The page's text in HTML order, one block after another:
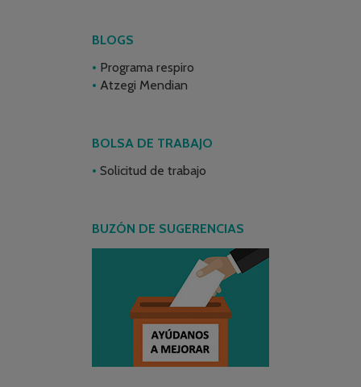
BLOGS
Programa respiro
Atzegi Mendian
BOLSA DE TRABAJO
Solicitud de trabajo
BUZÓN DE SUGERENCIAS